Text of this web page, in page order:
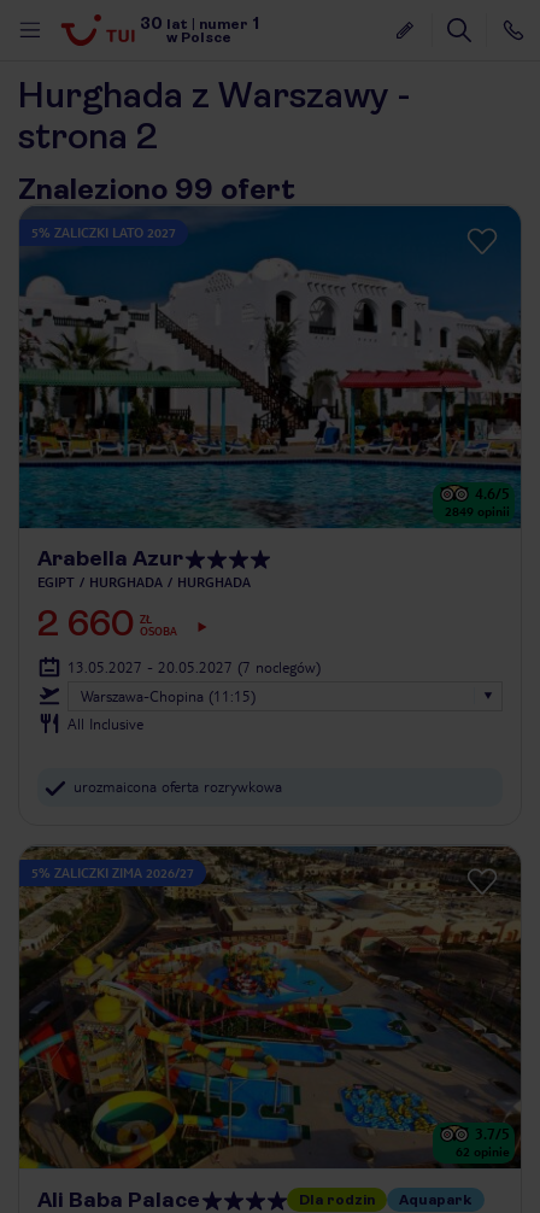
30 lat numer 1
w Polsce
Hurghada z Warszawy -
strona 2
Znaleziono 99 ofert
5% ZALICZKI LATO 2027
4.6/5
2849 opinii
Arabella Azur
EGIPT HURGHADA HURGHADA
2 660 ZŁ
OSOBA
13.05.2027 - 20.05.2027 (7 noclegów)
Warszawa-Chopina (11:15)
All Inclusive
urozmaicona oferta rozrywkowa
5% ZALICZKI ZIMA 2026/27
3.7/5
62 opinie
Ali Baba Palace Dla rodzin Aquapark